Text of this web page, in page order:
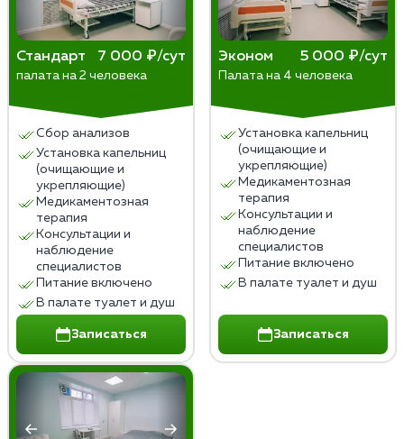
надевают только внутри квартиры, чтобы не
привлекать внимание соседей.
​Документация: В документах часто не
«алкоголизм», используются нейтральные
формулировки (например,
«дезинтоксикационная терапия»).
​Этап 1 (Детоксикация): 1–3 визита для
интенсивного очищения крови и нормализации
сна.
приемом таблетированных препаратов (3–5
дней), врач может консультировать по
Этап 3 (Кодирование): 1 финальный визит для
проведения процедуры (укол или
психотерапия) после стабилизации состояния.
Стандарт 7 000 ₽/сут
палата на 2 человека
Сбор анализов
Установка капельниц
(очищающие и
укрепляющие)
Медикаментозная
терапия
Консультации и
наблюдение
специалистов
Питание включено
В палате туалет и душ
Записаться
Эконом 5 000 ₽/сут
Палата на 4 человека
Установка капельниц
(очищающие и
укрепляющие)
Медикаментозная
терапия
Консультации и
наблюдение
специалистов
Питание включено
В палате туалет и душ
Записаться